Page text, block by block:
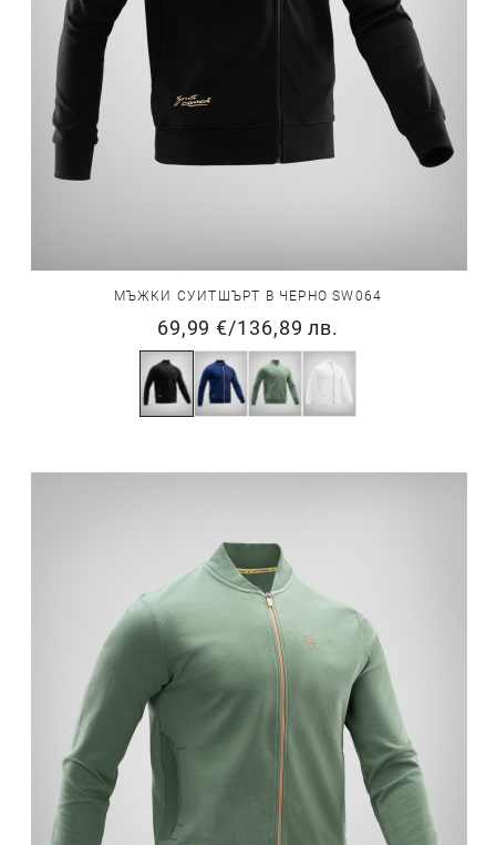
МЪЖКИ СУИТШЪРТ В ЧЕРНО SW064
69,99 €/136,89 лв.